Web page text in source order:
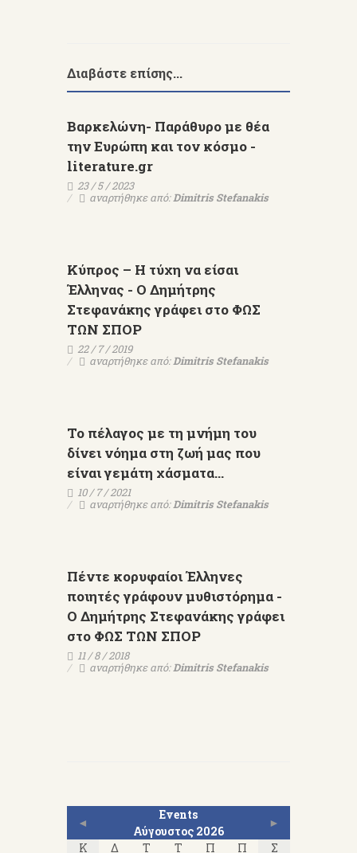
Διαβάστε επίσης...
Βαρκελώνη- Παράθυρο με θέα
την Ευρώπη και τον κόσμο -
literature.gr
23 / 5 / 2023
αναρτήθηκε από:Dimitris Stefanakis
Κύπρος – Η τύχη να είσαι
Έλληνας - Ο Δημήτρης
Στεφανάκης γράφει στο ΦΩΣ
ΤΩΝ ΣΠΟΡ
22 / 7 / 2019
αναρτήθηκε από:Dimitris Stefanakis
Το πέλαγος με τη μνήμη του
δίνει νόημα στη ζωή μας που
είναι γεμάτη χάσματα...
10 / 7 / 2021
αναρτήθηκε από:Dimitris Stefanakis
Πέντε κορυφαίοι Έλληνες
ποιητές γράφουν μυθιστόρημα -
Ο Δημήτρης Στεφανάκης γράφει
στο ΦΩΣ ΤΩΝ ΣΠΟΡ
11 / 8 / 2018
αναρτήθηκε από:Dimitris Stefanakis
◄
Events
Αύγουστος 2026
►
Κ
Δ Τ Τ Π Π Σ